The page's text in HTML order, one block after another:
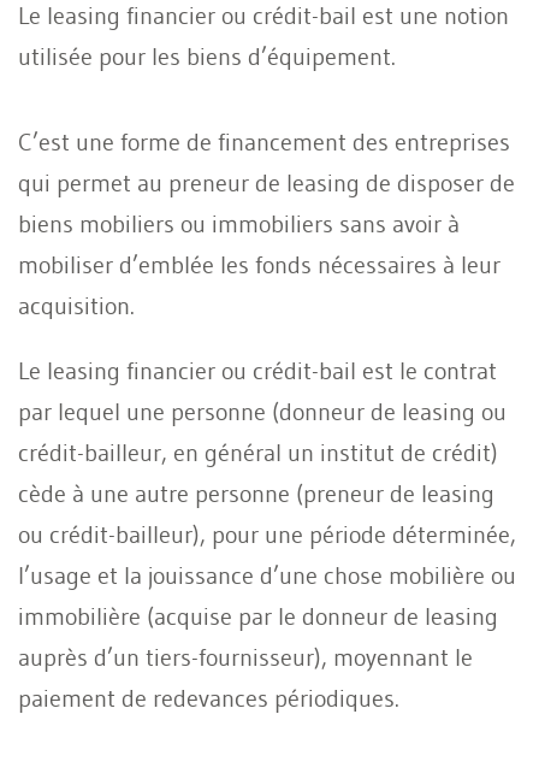
Le leasing financier ou crédit-bail est une notion
utilisée pour les biens d’équipement.
C’est une forme de financement des entreprises
qui permet au preneur de leasing de disposer de
biens mobiliers ou immobiliers sans avoir à
mobiliser d’emblée les fonds nécessaires à leur
acquisition.
Le leasing financier ou crédit-bail est le contrat
par lequel une personne (donneur de leasing ou
crédit-bailleur, en général un institut de crédit)
cède à une autre personne (preneur de leasing
ou crédit-bailleur), pour une période déterminée,
l’usage et la jouissance d’une chose mobilière ou
immobilière (acquise par le donneur de leasing
auprès d’un tiers-fournisseur), moyennant le
paiement de redevances périodiques.